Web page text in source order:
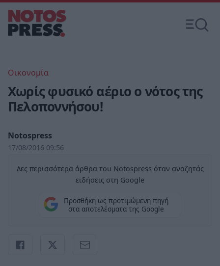
Οικονομία
Χωρίς φυσικό αέριο ο νότος της
Πελοποννήσου!
Notospress
17/08/2016 09:56
Δες περισσότερα άρθρα του Notospress όταν αναζητάς
ειδήσεις στη Google
Προσθήκη ως προτιμώμενη πηγή
στα αποτελέσματα της Google